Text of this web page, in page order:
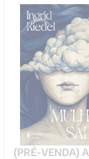
(PRÉ-VENDA) A